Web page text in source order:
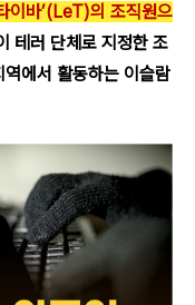
이바’(LeT)의 조직원으
테러 단체로 지정한 조
에서 활동하는 이슬람